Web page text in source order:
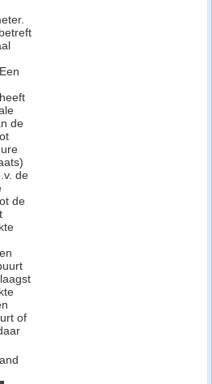
de
de
de
of